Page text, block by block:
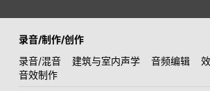
录音/制作/创作
录音/混音
建筑与室内声学 音频编辑
音效制作